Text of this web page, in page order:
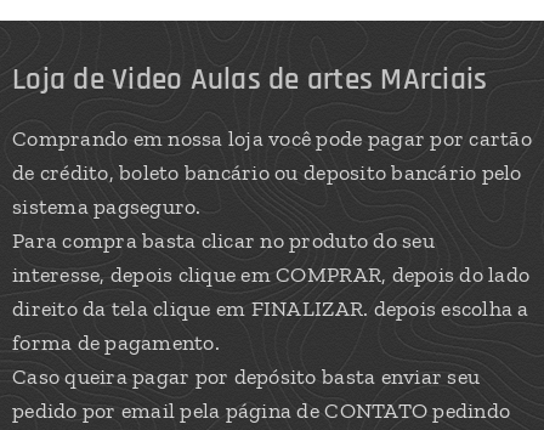
Loja de Video Aulas de artes MArciais
Comprando em nossa loja você pode pagar por cartão
de crédito, boleto bancário ou deposito bancário pelo
sistema pagseguro.
Para compra basta clicar no produto do seu
interesse, depois clique em COMPRAR, depois do lado
direito da tela clique em FINALIZAR. depois escolha a
forma de pagamento.
Caso queira pagar por depósito basta enviar seu
pedido por email pela página de CONTATO pedindo